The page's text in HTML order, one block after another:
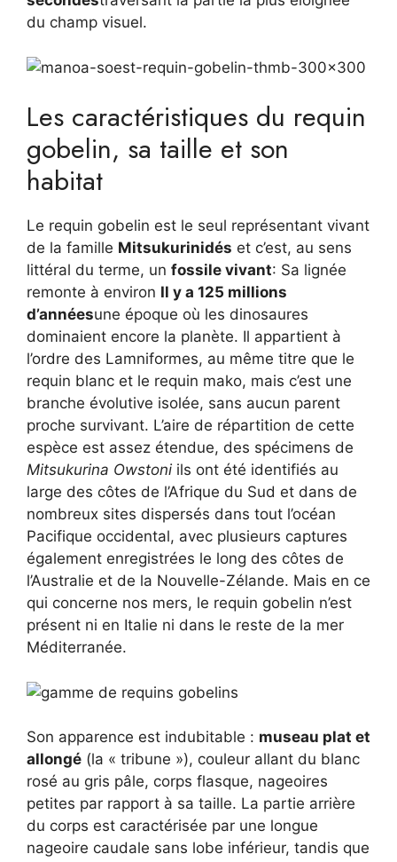
du champ visuel.
Les caractéristiques du requin
gobelin, sa taille et son
habitat
Le requin gobelin est le seul représentant vivant
de la famille Mitsukurinidés et c’est, au sens
littéral du terme, un fossile vivant: Sa lignée
remonte à environ Il y a 125 millions
d’annéesune époque où les dinosaures
dominaient encore la planète. Il appartient à
l’ordre des Lamniformes, au même titre que le
requin blanc et le requin mako, mais c’est une
branche évolutive isolée, sans aucun parent
proche survivant. L’aire de répartition de cette
espèce est assez étendue, des spécimens de
Mitsukurina Owstoni ils ont été identifiés au
large des côtes de l’Afrique du Sud et dans de
nombreux sites dispersés dans tout l’océan
Pacifique occidental, avec plusieurs captures
également enregistrées le long des côtes de
l’Australie et de la Nouvelle-Zélande. Mais en ce
qui concerne nos mers, le requin gobelin n’est
présent ni en Italie ni dans le reste de la mer
Méditerranée.
Son apparence est indubitable : museau plat et
allongé (la « tribune »), couleur allant du blanc
rosé au gris pâle, corps flasque, nageoires
petites par rapport à sa taille. La partie arrière
du corps est caractérisée par une longue
nageoire caudale sans lobe inférieur, tandis que